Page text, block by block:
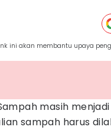
ini akan membantu upaya
masih
sampah harus